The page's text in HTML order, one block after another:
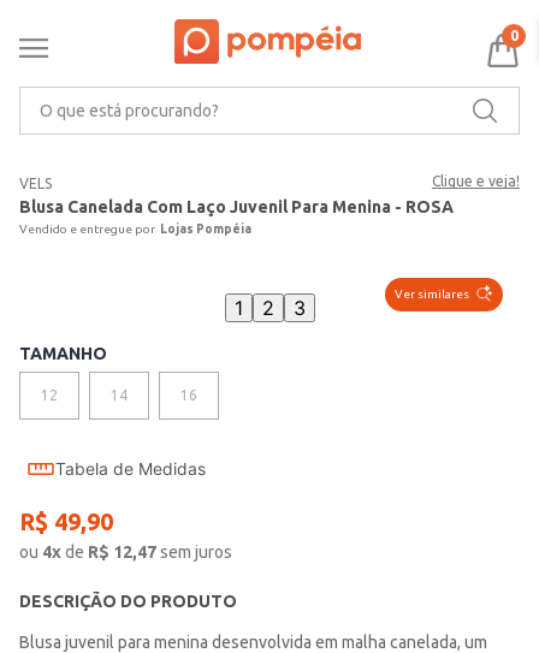
0
VELS Clique e veja!
Blusa Canelada Com Laço Juvenil Para Menina - ROSA
Lojas Pompéia
Ver similares
1 2 3
TAMANHO
12 14 16
Tabela de Medidas
R$ 49,90
ou 4xde R$ 12,47sem juros
DESCRIÇÃO DO PRODUTO
Blusa juvenil para menina desenvolvida em malha canelada, um